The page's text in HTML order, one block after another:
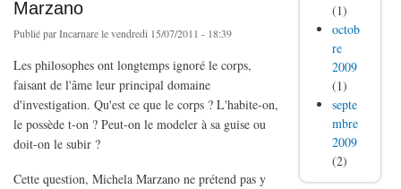
Marzano
Publié parIncarnarele vendredi 15/07/2011 - 18:39
Les philosophes ont longtemps ignoré le corps,
faisant de l'âme leur principal domaine
d'investigation. Qu'est ce que le corps ? L'habite-on,
le possède t-on ? Peut-on le modeler à sa guise ou
doit-on le subir ?
Cette question, Michela Marzano ne prétend pas y
(1)
octob
re
2009
(1)
septe
mbre
2009
(2)